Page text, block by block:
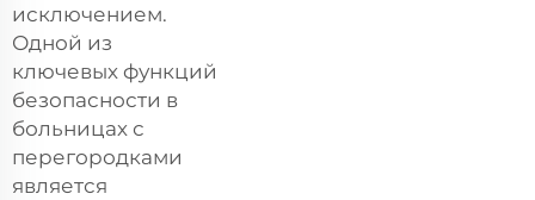
исключением.
Одной из
ключевых функций
безопасности в
больницах с
перегородками
является